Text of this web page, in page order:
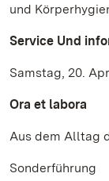
und
Service Und
Samstag, 20.
Ora et labora
Aus dem Alltag
Sonderführung